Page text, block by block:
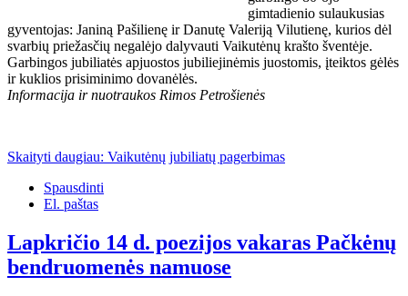
gimtadienio sulaukusias
gyventojas: Janiną Pašilienę ir Danutę Valeriją Vilutienę, kurios dėl
svarbių priežasčių negalėjo dalyvauti Vaikutėnų krašto šventėje.
Garbingos jubiliatės apjuostos jubiliejinėmis juostomis, įteiktos gėlės
ir kuklios prisiminimo dovanėlės.
Informacija ir nuotraukos Rimos Petrošienės
Skaityti daugiau: Vaikutėnų jubiliatų pagerbimas
Spausdinti
El. paštas
Lapkričio 14 d. poezijos vakaras Pačkėnų
bendruomenės namuose